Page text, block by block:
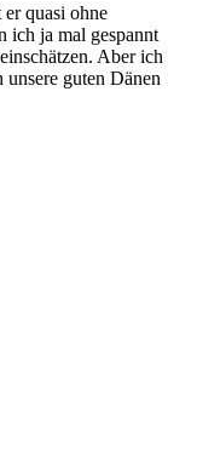
quasi ohne
ich ja mal gespannt
Aber ich
unsere guten Dänen